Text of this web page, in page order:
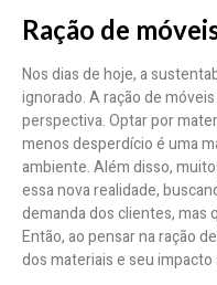
Ração de
Nos dias de hoje, a
ignorado. A ração de
perspectiva. Optar por
menos desperdício é uma
ambiente. Além disso,
essa nova realidade,
demanda dos clientes, mas
Então, ao pensar na ração
dos materiais e seu impacto